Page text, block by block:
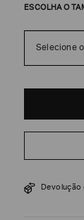
ESCOLHA O
Selecione